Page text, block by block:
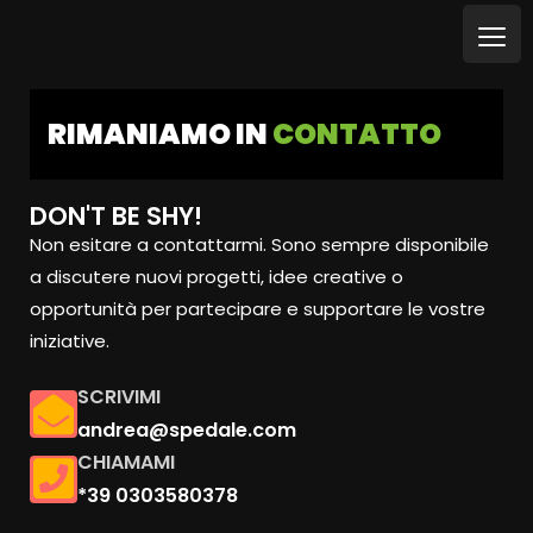
RIMANIAMO INCONTATTO
DON'T BE SHY!
Non esitare a contattarmi. Sono sempre disponibile
a discutere nuovi progetti, idee creative o
opportunità per partecipare e supportare le vostre
iniziative.
SCRIVIMI
andrea@spedale.com
CHIAMAMI
*39 0303580378